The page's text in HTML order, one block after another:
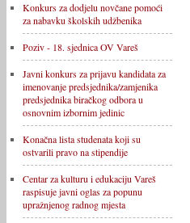
Konkurs za dodjelu novčane pomoći
za nabavku školskih udžbenika
Poziv - 18. sjednica OV Vareš
Javni konkurs za prijavu kandidata za
imenovanje predsjednika/zamjenika
predsjednika biračkog odbora u
osnovnim izbornim jedinic
Konačna lista studenata koji su
ostvarili pravo na stipendije
Centar za kulturu i edukaciju Vareš
raspisuje javni oglas za popunu
upražnjenog radnog mjesta